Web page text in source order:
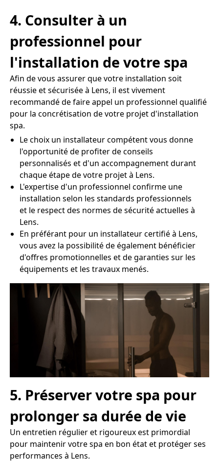
4. Consulter à un
professionnel pour
l'installation de votre spa
Afin de vous assurer que votre installation soit
réussie et sécurisée à Lens, il est vivement
recommandé de faire appel un professionnel qualifié
pour la concrétisation de votre projet d'installation
spa.
Le choix un installateur compétent vous donne
l'opportunité de profiter de conseils
personnalisés et d'un accompagnement durant
chaque étape de votre projet à Lens.
L'expertise d'un professionnel confirme une
installation selon les standards professionnels
et le respect des normes de sécurité actuelles à
Lens.
En préférant pour un installateur certifié à Lens,
vous avez la possibilité de également bénéficier
d'offres promotionnelles et de garanties sur les
équipements et les travaux menés.
5. Préserver votre spa pour
prolonger sa durée de vie
Un entretien régulier et rigoureux est primordial
pour maintenir votre spa en bon état et protéger ses
performances à Lens.